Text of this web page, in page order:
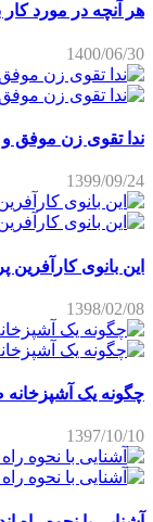
هر آنچه در مورد کار
1400/06/30
ندا تقوی زن موفق و
1399/09/24
این بانوی
1398/02/08
چگونه یک
1397/10/10